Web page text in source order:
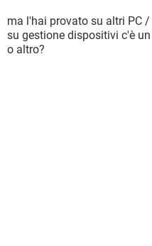
ma l'hai provato su altri PC
su gestione dispositivi c'è
o altro?